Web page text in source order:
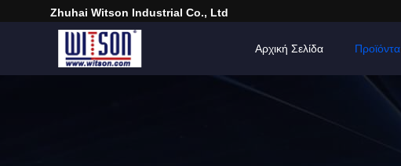
Zhuhai Witson Industrial Co., Ltd
Αρχική Σελίδα Προϊόντα